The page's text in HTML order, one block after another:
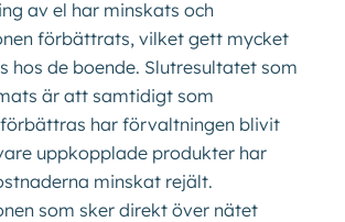
av el har minskats och
förbättrats, vilket gett mycket
hos de boende. Slutresultatet som
är att samtidigt som
har förvaltningen blivit
uppkopplade produkter har
minskat rejält.
som sker direkt över nätet